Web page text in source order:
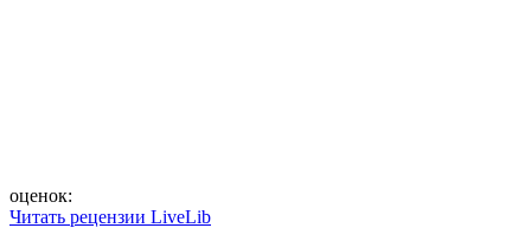
оценок:
Читать рецензии LiveLib